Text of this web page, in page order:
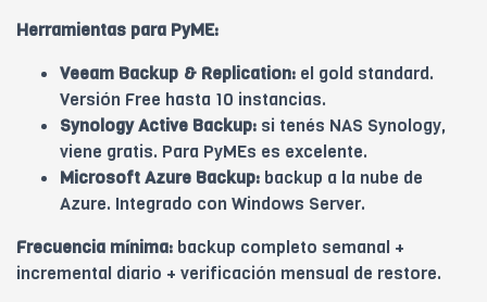
Herramientas para PyME:
Veeam Backup & Replication: el gold standard.
Versión Free hasta 10 instancias.
Synology Active Backup: si tenés NAS Synology,
viene gratis. Para PyMEs es excelente.
Microsoft Azure Backup: backup a la nube de
Azure. Integrado con Windows Server.
Frecuencia mínima: backup completo semanal +
incremental diario + verificación mensual de restore.